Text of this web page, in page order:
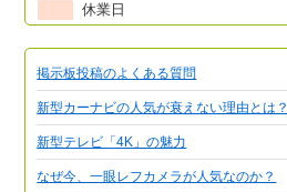
休業日
掲示板投稿のよくある質問
新型カーナビの人気が衰えない理由とは？
新型テレビ「4K」の魅力
なぜ今、一眼レフカメラが人気なのか？